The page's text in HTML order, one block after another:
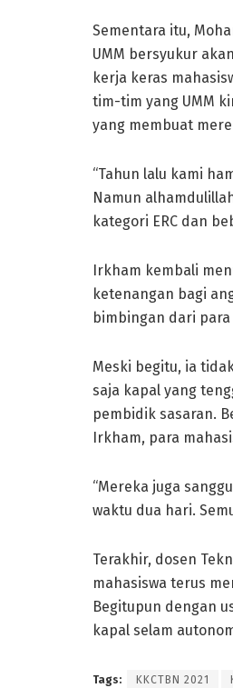
Sementara itu,
UMM bersyukur
kerja keras
tim-tim yang UMM
yang membuat
“Tahun lalu kami
Namun
kategori ERC dan
Irkham kembali
ketenangan bagi
bimbingan dari
Meski begitu, ia
saja kapal yang
pembidik sasaran.
Irkham, para
“Mereka juga
waktu dua hari.
Terakhir, dosen
mahasiswa terus
Begitupun dengan
kapal selam
Tags: KKCTBN 2021